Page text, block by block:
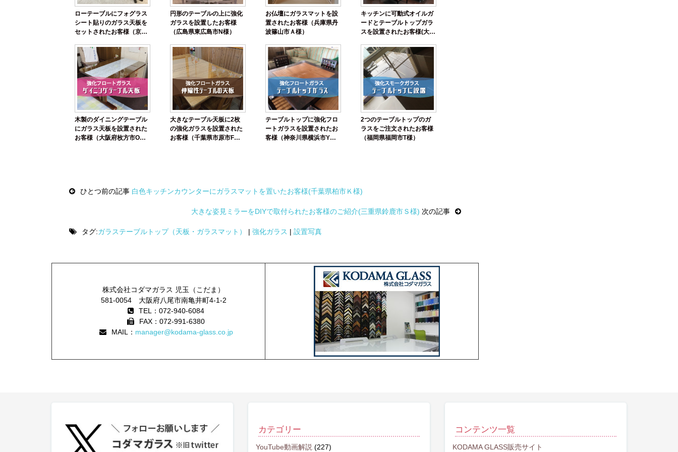
ローテーブルにフォグラス
シート貼りのガラス天板を
セットされたお客様（京都
円形のテーブルの上に強化
ガラスを設置したお客様
（広島県東広島市N様）
お仏壇にガラスマットを設
置されたお客様（兵庫県丹
波篠山市Ａ様）
キッチンに可動式オイルガ
ードとテーブルトップガラ
スを設置されたお客様(大阪
木製のダイニングテーブル
にガラス天板を設置された
お客様（大阪府枚方市O
大きなテーブル天板に2枚
の強化ガラスを設置された
お客様（千葉県市原市F
テーブルトップに強化フロ
ートガラスを設置されたお
客様（神奈川県横浜市Y
2つのテーブルトップのガ
ラスをご注文されたお客様
（福岡県福岡市T様）
navigationひとつ前の記事 白色キッチンカウンターにガラスマットを置いたお客様(千葉県柏市Ｋ様)
大きな姿見ミラーをDIYで取付られたお客様のご紹介(三重県鈴鹿市Ｓ様) 次の記事
タグ:ガラステーブルトップ（天板・ガラスマット） |強化ガラス |設置写真
株式会社コダマガラス 児玉（こだま）
581-0054 大阪府八尾市南亀井町4-1-2
TEL：072-940-6084
FAX：072-991-6380
MAIL： manager@kodama-glass.co.jp
カテゴリー
YouTube動画解説 (227)
コンテンツ一覧
KODAMA GLASS販売サイト